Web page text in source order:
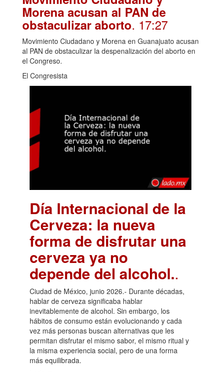
Morena acusan al PAN de
obstaculizar aborto. 17:27
Movimiento Ciudadano y Morena en Guanajuato acusan
al PAN de obstaculizar la despenalización del aborto en
el Congreso.
El Congresista
Día Internacional de la
Cerveza: la nueva
forma de disfrutar una
cerveza ya no
depende del alcohol..
Ciudad de México, junio 2026.- Durante décadas,
hablar de cerveza significaba hablar
inevitablemente de alcohol. Sin embargo, los
hábitos de consumo están evolucionando y cada
vez más personas buscan alternativas que les
permitan disfrutar el mismo sabor, el mismo ritual y
la misma experiencia social, pero de una forma
más equilibrada.